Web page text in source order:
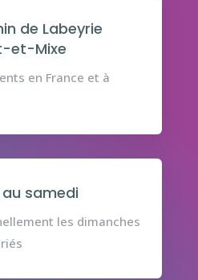
de Labeyrie
et-Mixe
en France et à
samedi
les dimanches